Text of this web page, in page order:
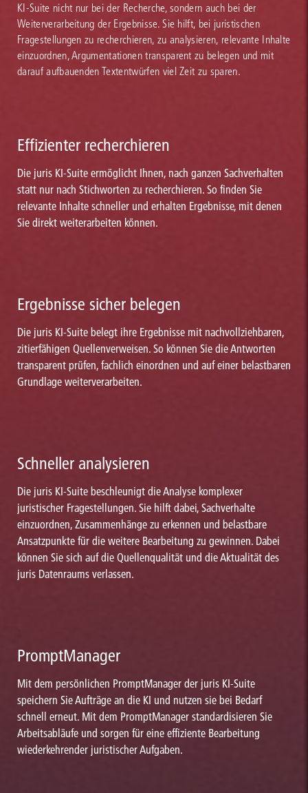
KI-Suite nicht nur bei der Recherche, sondern auch bei der
Weiterverarbeitung der Ergebnisse. Sie hilft, bei juristischen
Fragestellungen zu recherchieren, zu analysieren, relevante Inhalte
einzuordnen, Argumentationen transparent zu belegen und mit
darauf aufbauenden Textentwürfen viel Zeit zu sparen.
Effizienter recherchieren
Die juris KI-Suite ermöglicht Ihnen, nach ganzen Sachverhalten
statt nur nach Stichworten zu recherchieren. So finden Sie
relevante Inhalte schneller und erhalten Ergebnisse, mit denen
Sie direkt weiterarbeiten können.
Ergebnisse sicher belegen
Die juris KI-Suite belegt ihre Ergebnisse mit nachvollziehbaren,
zitierfähigen Quellenverweisen. So können Sie die Antworten
transparent prüfen, fachlich einordnen und auf einer belastbaren
Grundlage weiterverarbeiten.
Schneller analysieren
Die juris KI-Suite beschleunigt die Analyse komplexer
juristischer Fragestellungen. Sie hilft dabei, Sachverhalte
einzuordnen, Zusammenhänge zu erkennen und belastbare
Ansatzpunkte für die weitere Bearbeitung zu gewinnen. Dabei
können Sie sich auf die Quellenqualität und die Aktualität des
juris Datenraums verlassen.
PromptManager
Mit dem persönlichen PromptManager der juris KI-Suite
speichern Sie Aufträge an die KI und nutzen sie bei Bedarf
schnell erneut. Mit dem PromptManager standardisieren Sie
Arbeitsabläufe und sorgen für eine effiziente Bearbeitung
wiederkehrender juristischer Aufgaben.